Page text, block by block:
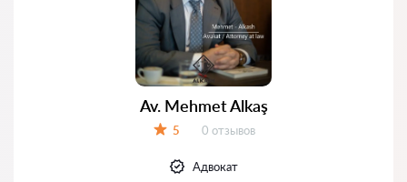
Av. Mehmet Alkaş
5 Отзывов:
0 отзывов
Адвокат